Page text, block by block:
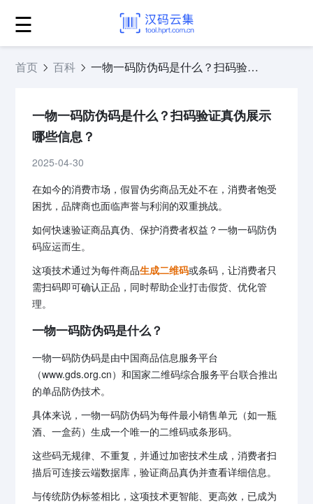
☰
首页 百科 一物一码防伪码是什么？扫码验证真伪展示哪些信息？
一物一码防伪码是什么？扫码验证真伪展示
哪些信息？
2025-04-30
在如今的消费市场，假冒伪劣商品无处不在，消费者饱受
困扰，品牌商也面临声誉与利润的双重挑战。
如何快速验证商品真伪、保护消费者权益？一物一码防伪
码应运而生。
这项技术通过为每件商品生成二维码或条码，让消费者只
需扫码即可确认正品，同时帮助企业打击假货、优化管
理。
一物一码防伪码是什么？
一物一码防伪码是由中国商品信息服务平台
（www.gds.org.cn）和国家二维码综合服务平台联合推出
的单品防伪技术。
具体来说，一物一码防伪码为每件最小销售单元（如一瓶
酒、一盒药）生成一个唯一的二维码或条形码。
这些码无规律、不重复，并通过加密技术生成，消费者扫
描后可连接云端数据库，验证商品真伪并查看详细信息。
与传统防伪标签相比，这项技术更智能、更高效，已成为